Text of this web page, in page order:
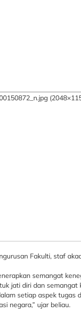
Fakulti, staf
semangat
jati diri dan
setiap aspek tugas
negara,” ujar beliau.